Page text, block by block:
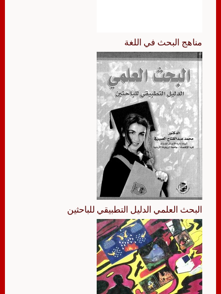
مناهج البحث في اللغة
البحث العلمي الدليل التطبيقي للباحثين